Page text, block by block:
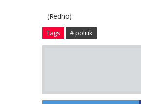
(Redho)
Tags # politik